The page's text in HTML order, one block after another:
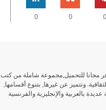
0
0
0
مجانا للتحميل,مجموعة شاملة من كتب
وتتميز عن غيرها, بتنوع أقسامها,
بالعربية والإنجليزية والفرنسية